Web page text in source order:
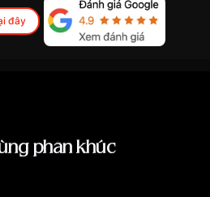
đây
phân khúc